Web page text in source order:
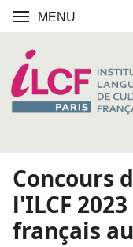
MENU
Concours
l'ILCF
français